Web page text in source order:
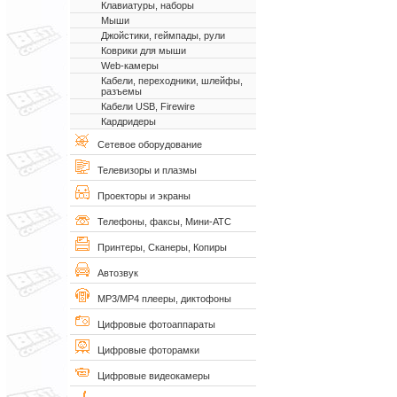
Клавиатуры, наборы
Мыши
Джойстики, геймпады, рули
Коврики для мыши
Web-камеры
Кабели, переходники, шлейфы,
разъемы
Кабели USB, Firewire
Кардридеры
Сетевое оборудование
Телевизоры и плазмы
Проекторы и экраны
Телефоны, факсы, Мини-АТС
Принтеры, Сканеры, Копиры
Автозвук
MP3/MP4 плееры, диктофоны
Цифровые фотоаппараты
Цифровые фоторамки
Цифровые видеокамеры